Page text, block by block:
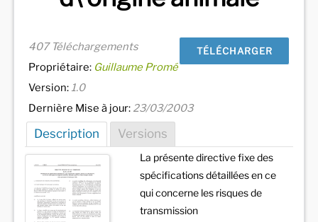
TÉLÉCHARGER
407 Téléchargements
Propriétaire: Guillaume Promé
Version: 1.0
Dernière Mise à jour: 23/03/2003
Description Versions
La présente directive fixe des
spécifications détaillées en ce
qui concerne les risques de
transmission